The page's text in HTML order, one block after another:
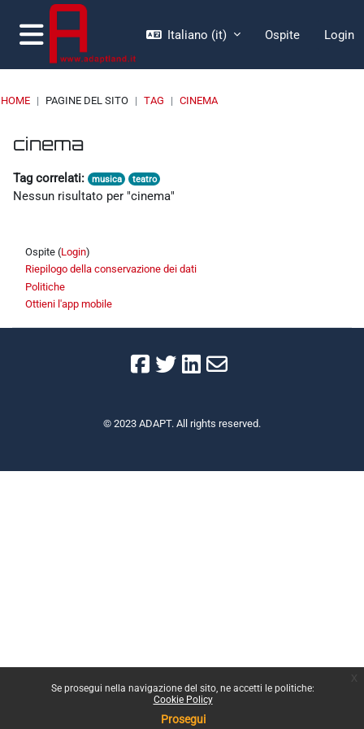
Vai al contenuto principale
Se prosegui nella navigazione del sito, ne accetti le politiche:
Cookie Policy
Prosegui
Pannello laterale
Italiano ‎(it)‎ Ospite Login
HOME PAGINE DEL SITO TAG CINEMA
Blocchi
Blocchi
Blocchi
Blocchi
cinema
Tag correlati: musica teatro
Nessun risultato per "cinema"
Ospite (Login)
Riepilogo della conservazione dei dati
Politiche
Ottieni l'app mobile
© 2023 ADAPT. All rights reserved.